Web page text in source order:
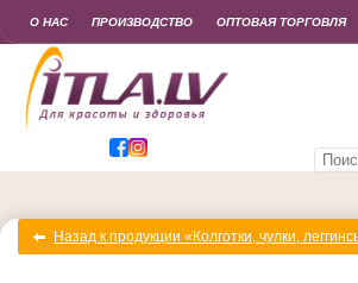
О НАС ПРОИЗВОДСТВО ОПТОВАЯ ТОРГОВЛЯ
Назад к продукции «Колготки, чулки,